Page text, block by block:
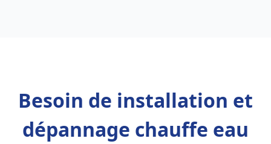
Besoin de installation et
dépannage chauffe eau